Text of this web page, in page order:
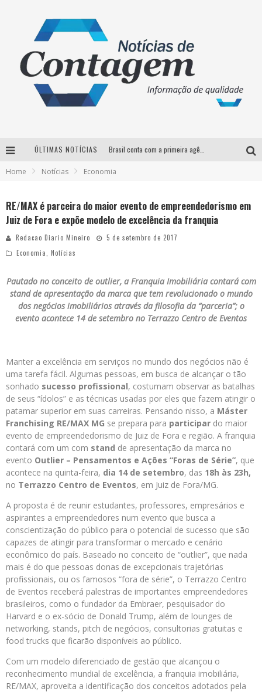
ÚLTIMAS NOTÍCIAS
Suzy Brasil desembarca em Belo Horizonte nesta quinta-feira com o espetáculo “Uma Noite Horripilante”
Home Notícias Economia
RE/MAX é parceira do maior evento de empreendedorismo em
Juiz de Fora e expõe modelo de excelência da franquia
Redacao Diario Mineiro
5 de setembro de 2017
Economia
Notícias
Pautado no conceito de outlier, a Franquia Imobiliária contará com
stand de apresentação da marca que tem revolucionado o mundo
dos negócios imobiliários através da filosofia da “parceria”; o
evento acontece 14 de setembro no Terrazzo Centro de Eventos
Manter a excelência em serviços no mundo dos negócios não é
uma tarefa fácil. Algumas pessoas, em busca de alcançar o tão
sonhado sucesso profissional, costumam observar as batalhas
de seus “ídolos” e as técnicas usadas por eles que fazem atingir o
patamar superior em suas carreiras. Pensando nisso, a Máster
Franchising RE/MAX MG se prepara para participar do maior
evento de empreendedorismo de Juiz de Fora e região. A franquia
contará com um com stand de apresentação da marca no
evento Outlier – Pensamentos e Ações “Foras de Série”, que
acontece na quinta-feira, dia 14 de setembro, das 18h às 23h,
no Terrazzo Centro de Eventos, em Juiz de Fora/MG.
A proposta é de reunir estudantes, professores, empresários e
aspirantes a empreendedores num evento que busca a
conscientização do público para o potencial de sucesso que são
capazes de atingir para transformar o mercado e cenário
econômico do país. Baseado no conceito de “outlier”, que nada
mais é do que pessoas donas de excepcionais trajetórias
profissionais, ou os famosos “fora de série”, o Terrazzo Centro
de Eventos receberá palestras de importantes empreendedores
brasileiros, como o fundador da Embraer, pesquisador do
Harvard e o ex-sócio de Donald Trump, além de lounges de
networking, stands, pitch de negócios, consultorias gratuitas e
food trucks que ficarão disponíveis ao público.
Com um modelo diferenciado de gestão que alcançou o
reconhecimento mundial de excelência, a franquia imobiliária,
RE/MAX, aproveita a identificação dos conceitos adotados pela